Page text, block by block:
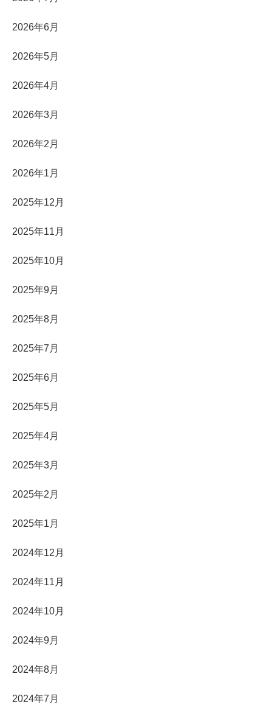
2026年6月
2026年5月
2026年4月
2026年3月
2026年2月
2026年1月
2025年12月
2025年11月
2025年10月
2025年9月
2025年8月
2025年7月
2025年6月
2025年5月
2025年4月
2025年3月
2025年2月
2025年1月
2024年12月
2024年11月
2024年10月
2024年9月
2024年8月
2024年7月